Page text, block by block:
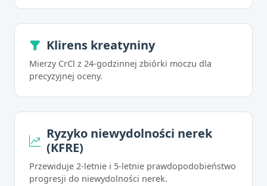
Klirens kreatyniny
Mierzy CrCl z 24-godzinnej zbiórki moczu dla
precyzyjnej oceny.
Ryzyko niewydolności nerek
(KFRE)
Przewiduje 2-letnie i 5-letnie prawdopodobieństwo
progresji do niewydolności nerek.